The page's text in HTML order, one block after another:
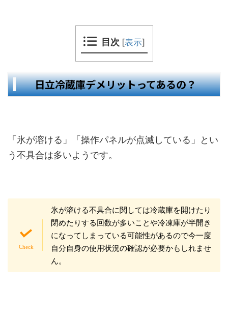
目次 [表示]
日立冷蔵庫デメリットってあるの？
「氷が溶ける」「操作パネルが点滅している」とい
う不具合は多いようです。
氷が溶ける不具合に関しては冷蔵庫を開けたり
閉めたりする回数が多いことや冷凍庫が半開き
になってしまっている可能性があるので今一度
自分自身の使用状況の確認が必要かもしれませ
ん。